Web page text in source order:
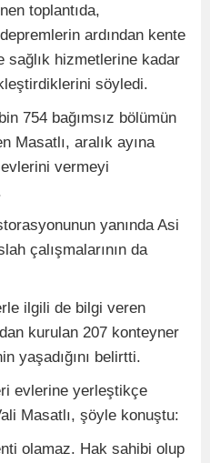
toplantıda,
ardından kente
sağlık hizmetlerine kadar
söyledi.
754 bağımsız bölümün
Masatlı, aralık ayına
vermeyi
yanında Asi
çalışmalarının da
ilgili de bilgi veren
kurulan 207 konteyner
yaşadığını belirtti.
evlerine yerleştikçe
Masatlı, şöyle konuştu:
olamaz. Hak sahibi olup